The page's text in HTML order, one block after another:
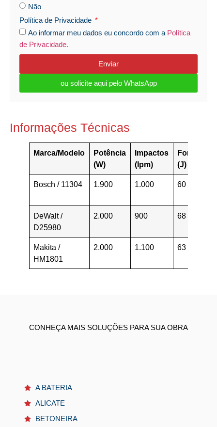
Não
Política de Privacidade
Ao informar meu dados eu concordo com a Política
de Privacidade.
Enviar
ou solicite aqui pelo WhatsApp
Informações Técnicas
Marca/Modelo
Potência
(W)
Impactos
(Ipm)
Força
(J)
Bosch / 11304 1.900 1.000 60
DeWalt /
D25980
2.000 900 68
Makita /
HM1801
2.000 1.100 63
CONHEÇA MAIS SOLUÇÕES PARA SUA OBRA
A BATERIA
ALICATE
BETONEIRA